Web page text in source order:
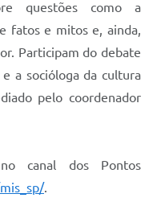
questões como a
fatos e mitos e, ainda,
Participam do debate
a socióloga da cultura
pelo coordenador
canal dos Pontos
.